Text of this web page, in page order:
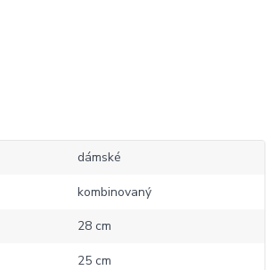
dámské
kombinovaný
28 cm
25 cm